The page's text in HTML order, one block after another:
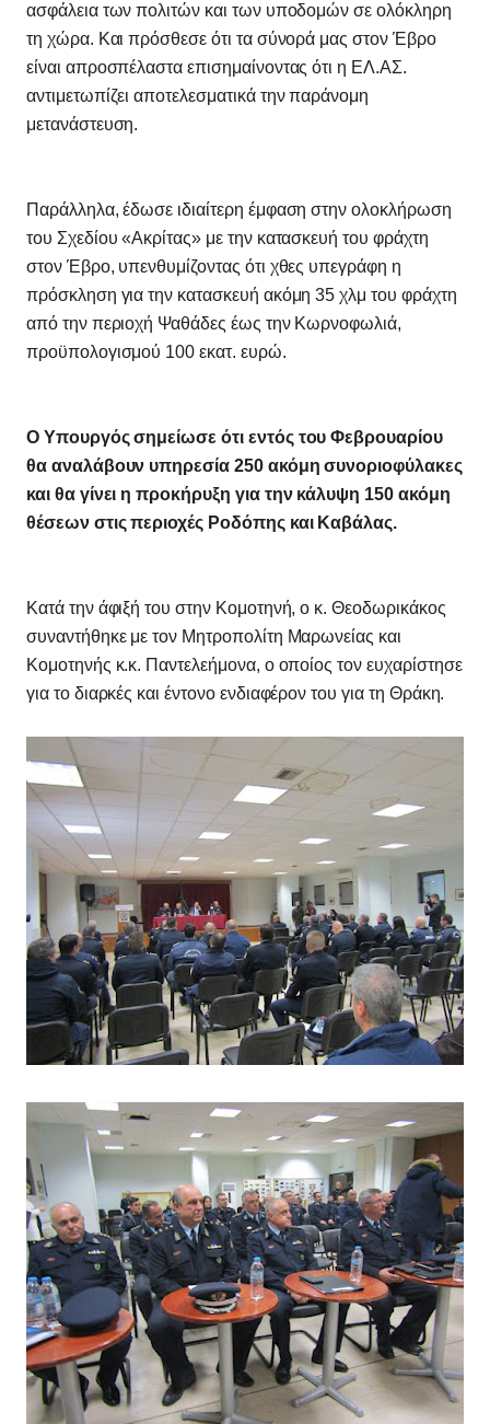
ασφάλεια των πολιτών και των υποδομών σε ολόκληρη
τη χώρα. Και πρόσθεσε ότι τα σύνορά μας στον Έβρο
είναι απροσπέλαστα επισημαίνοντας ότι η ΕΛ.ΑΣ.
αντιμετωπίζει αποτελεσματικά την παράνομη
μετανάστευση.
Παράλληλα, έδωσε ιδιαίτερη έμφαση στην ολοκλήρωση
του Σχεδίου «Ακρίτας» με την κατασκευή του φράχτη
στον Έβρο, υπενθυμίζοντας ότι χθες υπεγράφη η
πρόσκληση για την κατασκευή ακόμη 35 χλμ του φράχτη
από την περιοχή Ψαθάδες έως την Κωρνοφωλιά,
προϋπολογισμού 100 εκατ. ευρώ.
Ο Υπουργός σημείωσε ότι εντός του Φεβρουαρίου
θα αναλάβουν υπηρεσία 250 ακόμη συνοριοφύλακες
και θα γίνει η προκήρυξη για την κάλυψη 150 ακόμη
θέσεων στις περιοχές Ροδόπης και Καβάλας.
Κατά την άφιξή του στην Κομοτηνή, ο κ. Θεοδωρικάκος
συναντήθηκε με τον Μητροπολίτη Μαρωνείας και
Κομοτηνής κ.κ. Παντελεήμονα, ο οποίος τον ευχαρίστησε
για το διαρκές και έντονο ενδιαφέρον του για τη Θράκη.